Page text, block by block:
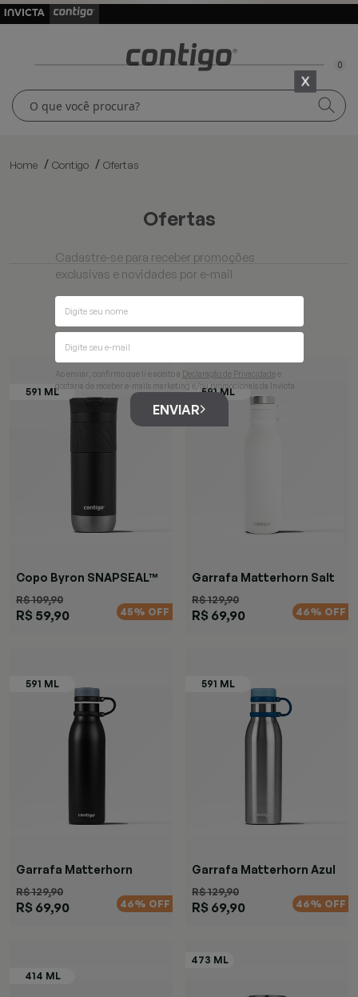
0
Home Contigo Ofertas
ofertas
Filtros
Copo Byron SNAPSEAL™
R$ 109,90
R$ 59,90 45% OFF
Garrafa Matterhorn Salt
R$ 129,90
R$ 69,90 46% OFF
Garrafa Matterhorn
R$ 129,90
R$ 69,90 46% OFF
Garrafa Matterhorn Azul
R$ 129,90
R$ 69,90 46% OFF
Cadastre-se para receber promoções
exclusivas e novidades por e-mail
Ao enviar, confirmo que li e aceito a Declaração de Privacidade e
gostaria de receber e-mails marketing e/ou promocionais da Invicta
ENVIAR